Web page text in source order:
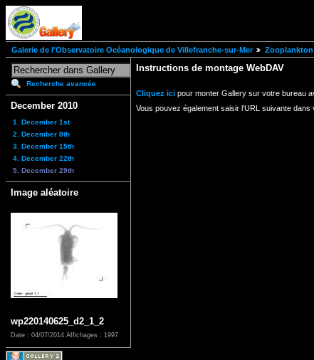
Galerie de l'Observatoire Océanologique de Villefranche-sur-Mer
Recherche avancée
December 2010
1. December 1st
2. December 8th
3. December 15th
4. December 22th
5. December 29th
Image aléatoire
wp220140625_d2_1_2
Date : 04/07/2014 Affichages : 1997
Instructions de montage WebDAV
Cliquez ici pour monter Gallery sur votre bureau
Vous pouvez également saisir l'URL suivante dans